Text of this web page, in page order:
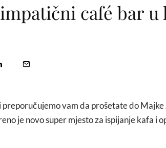
café bar
preporučujemo vam da prošetate do
je novo super mjesto za ispijanje kafa i